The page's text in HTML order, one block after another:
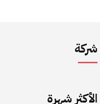
شركة
الأكثر شهرة